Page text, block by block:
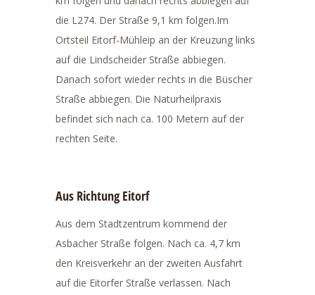
die L274. Der Straße 9,1 km folgen.Im
Ortsteil Eitorf-Mühleip an der Kreuzung links
auf die Lindscheider Straße abbiegen.
Danach sofort wieder rechts in die Büscher
Straße abbiegen. Die Naturheilpraxis
befindet sich nach ca. 100 Metern auf der
rechten Seite.
Aus Richtung Eitorf
Aus dem Stadtzentrum kommend der
Asbacher Straße folgen. Nach ca. 4,7 km
den Kreisverkehr an der zweiten Ausfahrt
auf die Eitorfer Straße verlassen. Nach